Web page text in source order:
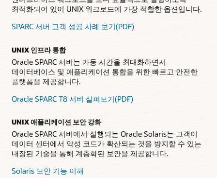
최적화되어 있어 UNIX 워크로드에 가장 적합한 옵션입니다.
SPARC 서버 고객 성공 사례 보기(PDF)
UNIX 인프라 통합
Oracle SPARC 서버는 가동 시간을 최대화하면서
데이터베이스 및 애플리케이션 통합을 위한 빠르고 안전한
플랫폼을 제공합니다.
Oracle SPARC T8 서버 살펴보기(PDF)
UNIX 애플리케이션 보안 강화
Oracle SPARC 서버에서 실행되는 Oracle Solaris는 고객이
데이터 센터에서 악성 코드가 확산되는 것을 방지할 수 있는
내장된 기술을 통해 계층화된 보안을 제공합니다.
Solaris 보안 기능 이해